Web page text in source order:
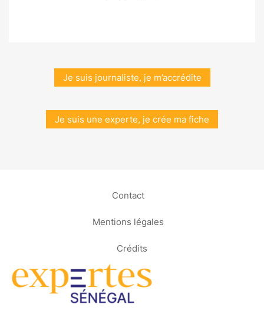
Je suis journaliste, je m’accrédite
Je suis une experte, je crée ma fiche
Contact
Mentions légales
Crédits